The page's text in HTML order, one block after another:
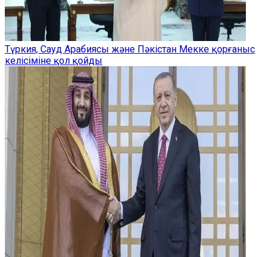
Түркия, Сауд Арабиясы және Пәкістан Мекке қорғаныс
келісіміне қол қойды